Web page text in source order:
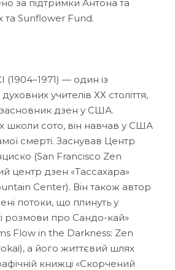
за підтримки Антона та
та Sunflower Fund.
— один із
учителів ХХ століття,
засновник дзен у США.
школи сото, він навчав у США
смерті. Заснував Центр
(San Francisco Zen
центр дзен «Тассахара»
Center). Він також автор
потоки, що плинуть у
розмови про Сандо-кай»
Flow in the Darkness: Zen
а його життєвий шлях
книжці «Скорчений